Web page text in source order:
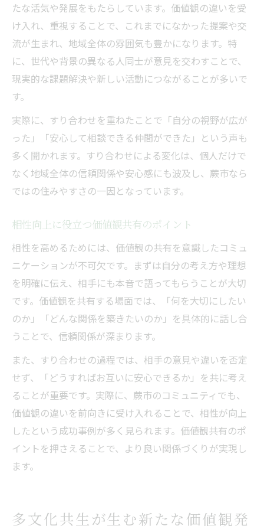
たな活気や発展をもたらしています。価値観の違いを受
け入れ、重視することで、これまでになかった提案や交
流が生まれ、地域全体の雰囲気も豊かになります。特
に、世代や背景の異なる人同士が意見を交わすことで、
現実的な課題解決や新しい活動につながることが多いで
す。
実際に、すり合わせを重ねたことで「自分の視野が広が
った」「安心して相談できる仲間ができた」という声も
多く聞かれます。すり合わせによる変化は、個人だけで
なく地域全体の信頼関係や安心感にも波及し、蕨市なら
ではの住みやすさの一因となっています。
相性向上に役立つ価値観共有のポイント
相性を高めるためには、価値観の共有を意識したコミュ
ニケーションが不可欠です。まずは自分の考え方や理想
を明確に伝え、相手にも本音で語ってもらうことが大切
です。価値観を共有する場面では、「何を大切にしたい
のか」「どんな関係を築きたいのか」を具体的に話し合
うことで、信頼関係が深まります。
また、すり合わせの過程では、相手の意見や違いを否定
せず、「どうすればお互いに安心できるか」を共に考え
ることが重要です。実際に、蕨市のコミュニティでも、
価値観の違いを前向きに受け入れることで、相性が向上
したという成功事例が多く見られます。価値観共有のポ
イントを押さえることで、より良い関係づくりが実現し
ます。
多文化共生が生む新たな価値観発